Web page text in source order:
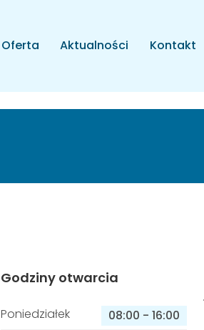
Oferta Aktualności Kontakt
Godziny otwarcia
Poniedziałek 08:00 - 16:00